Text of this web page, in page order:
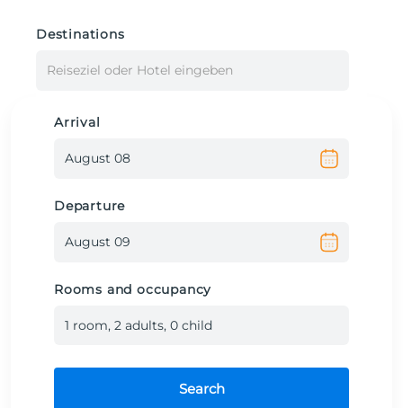
Destinations
Reiseziel oder Hotel eingeben
Arrival
Departure
Rooms and occupancy
1 room, 2 adults, 0 child
Search